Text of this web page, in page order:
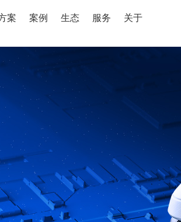
案 案例 生态 服务 关于